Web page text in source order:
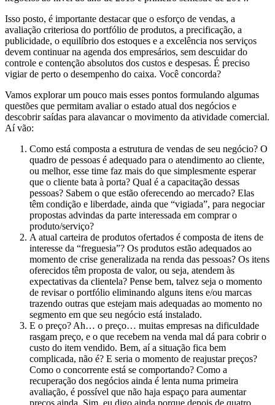
Isso posto, é importante destacar que o esforço de vendas, a
avaliação criteriosa do portfólio de produtos, a precificação, a
publicidade, o equilíbrio dos estoques e a excelência nos serviços
devem continuar na agenda dos empresários, sem descuidar do
controle e contenção absolutos dos custos e despesas. É preciso
vigiar de perto o desempenho do caixa. Você concorda?
Vamos explorar um pouco mais esses pontos formulando algumas
questões que permitam avaliar o estado atual dos negócios e
descobrir saídas para alavancar o movimento da atividade comercial.
Aí vão:
Como está composta a estrutura de vendas de seu negócio? O
quadro de pessoas é adequado para o atendimento ao cliente,
ou melhor, esse time faz mais do que simplesmente esperar
que o cliente bata à porta? Qual é a capacitação dessas
pessoas? Sabem o que estão oferecendo ao mercado? Elas
têm condição e liberdade, ainda que “vigiada”, para negociar
propostas advindas da parte interessada em comprar o
produto/serviço?
A atual carteira de produtos ofertados é composta de itens de
interesse da “freguesia”? Os produtos estão adequados ao
momento de crise generalizada na renda das pessoas? Os itens
oferecidos têm proposta de valor, ou seja, atendem às
expectativas da clientela? Pense bem, talvez seja o momento
de revisar o portfólio eliminando alguns itens e/ou marcas
trazendo outras que estejam mais adequadas ao momento no
segmento em que seu negócio está instalado.
E o preço? Ah… o preço… muitas empresas na dificuldade
rasgam preço, e o que recebem na venda mal dá para cobrir o
custo do item vendido. Bem, aí a situação fica bem
complicada, não é? E seria o momento de reajustar preços?
Como o concorrente está se comportando? Como a
recuperação dos negócios ainda é lenta numa primeira
avaliação, é possível que não haja espaço para aumentar
preços ainda. Sim, eu digo ainda porque depois de quatro